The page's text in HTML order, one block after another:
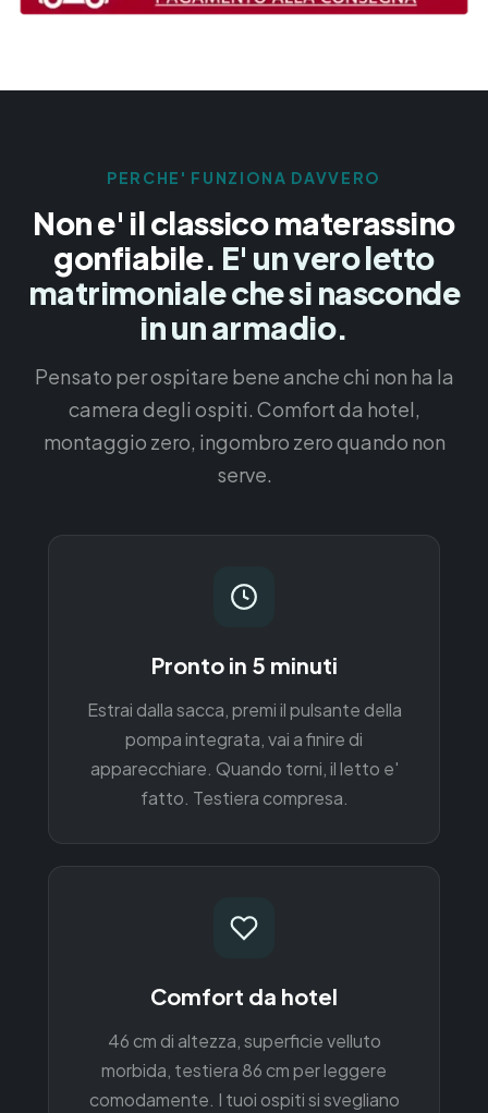
PERCHE' FUNZIONA DAVVERO
Non e' il classico materassino
gonfiabile. E' un vero letto
matrimoniale che si nasconde
in un armadio.
Pensato per ospitare bene anche chi non ha la
camera degli ospiti. Comfort da hotel,
montaggio zero, ingombro zero quando non
serve.
Pronto in 5 minuti
Estrai dalla sacca, premi il pulsante della
pompa integrata, vai a finire di
apparecchiare. Quando torni, il letto e'
fatto. Testiera compresa.
Comfort da hotel
46 cm di altezza, superficie velluto
morbida, testiera 86 cm per leggere
comodamente. I tuoi ospiti si svegliano